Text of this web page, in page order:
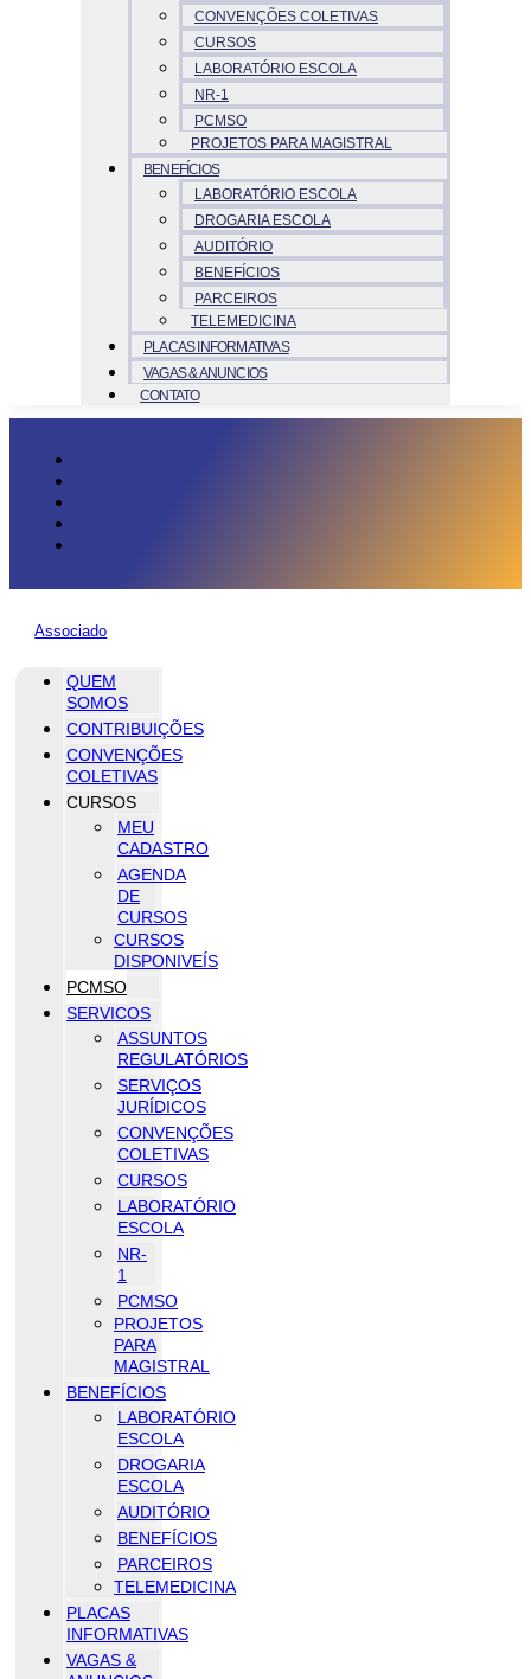
CONVENÇÕES COLETIVAS
CURSOS
LABORATÓRIO ESCOLA
NR-1
PCMSO
PROJETOS PARA MAGISTRAL
BENEFÍCIOS
LABORATÓRIO ESCOLA
DROGARIA ESCOLA
AUDITÓRIO
BENEFÍCIOS
PARCEIROS
TELEMEDICINA
PLACAS INFORMATIVAS
VAGAS & ANUNCIOS
CONTATO
Associado
QUEM
SOMOS
CONTRIBUIÇÕES
CONVENÇÕES
COLETIVAS
CURSOS
MEU
CADASTRO
AGENDA
DE
CURSOS
CURSOS
DISPONIVEÍS
PCMSO
SERVICOS
ASSUNTOS
REGULATÓRIOS
SERVIÇOS
JURÍDICOS
CONVENÇÕES
COLETIVAS
CURSOS
LABORATÓRIO
ESCOLA
NR-
1
PCMSO
PROJETOS
PARA
MAGISTRAL
BENEFÍCIOS
LABORATÓRIO
ESCOLA
DROGARIA
ESCOLA
AUDITÓRIO
BENEFÍCIOS
PARCEIROS
TELEMEDICINA
PLACAS
INFORMATIVAS
VAGAS &